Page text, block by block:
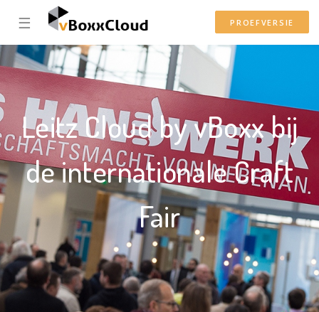
☰ PROEFVERSIE
Leitz Cloud by vBoxx bij
de internationale Craft
Fair